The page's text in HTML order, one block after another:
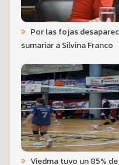
Por las fojas
sumariar a Silvina Franco
Viedma tuvo un 85%